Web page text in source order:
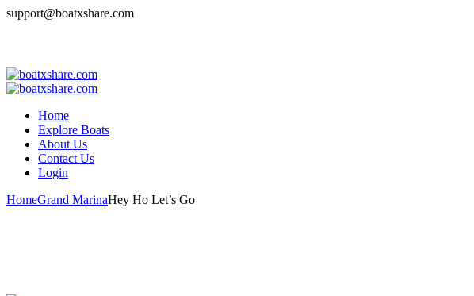
Skip
support@boatxshare.com
Home
Explore Boats
About Us
Contact Us
Login
HomeGrand MarinaHey Ho Let’s Go